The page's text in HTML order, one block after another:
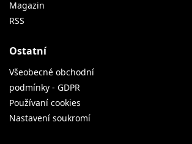
Magazin
RSS
Ostatní
Všeobecné obchodní
podmínky - GDPR
Používaní cookies
Nastavení soukromí